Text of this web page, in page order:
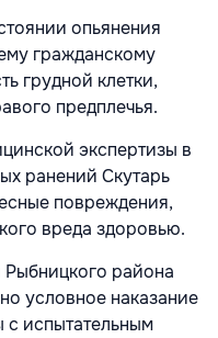
опьянения
гражданскому
грудной клетки,
предплечья.
экспертизы в
ранений Скутарь
повреждения,
вреда здоровью.
района
условное наказание
с испытательным